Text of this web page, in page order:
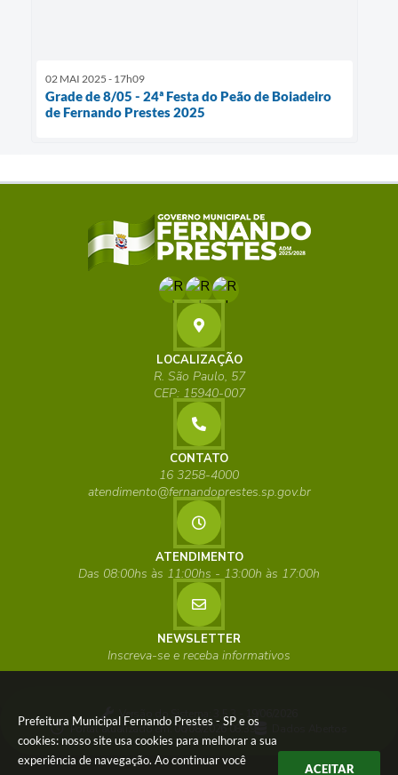
Prefeitura Municipal Fernando Prestes - SP e os
cookies: nosso site usa cookies para melhorar a sua
experiência de navegação. Ao continuar você
ACEITAR
02 MAI 2025 - 17h09
Grade de 8/05 - 24ª Festa do Peão de Boiadeiro
de Fernando Prestes 2025
LOCALIZAÇÃO
R. São Paulo, 57
CEP: 15940-007
CONTATO
16 3258-4000
atendimento@fernandoprestes.sp.gov.br
ATENDIMENTO
Das 08:00hs às 11:00hs - 13:00h às 17:00h
NEWSLETTER
Inscreva-se e receba informativos
Versão do Sistema:
3.5.3 - 19/06/2026
Portal atualizado em: 06/08/2026 08:39